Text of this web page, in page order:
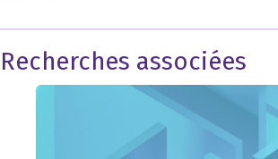
Recherches associées